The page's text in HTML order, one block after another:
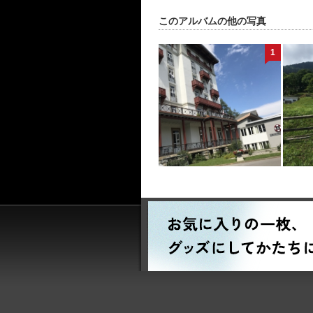
このアルバムの他の写真
1